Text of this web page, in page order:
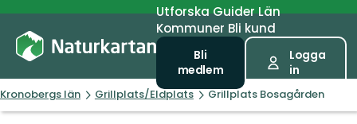
UtforskaGuiderLän
Kommuner Bli kund
Bli
medlem
Logga
in
Kronobergs län Grillplats/Eldplats Grillplats Bosagården